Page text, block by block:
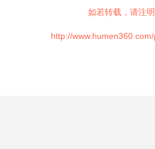
如若转载，请注明
http://